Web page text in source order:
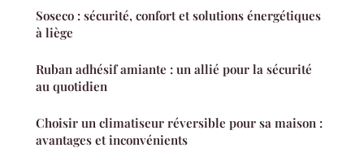
Soseco : sécurité, confort et solutions énergétiques
à liège
Ruban adhésif amiante : un allié pour la sécurité
au quotidien
Choisir un climatiseur réversible pour sa maison :
avantages et inconvénients